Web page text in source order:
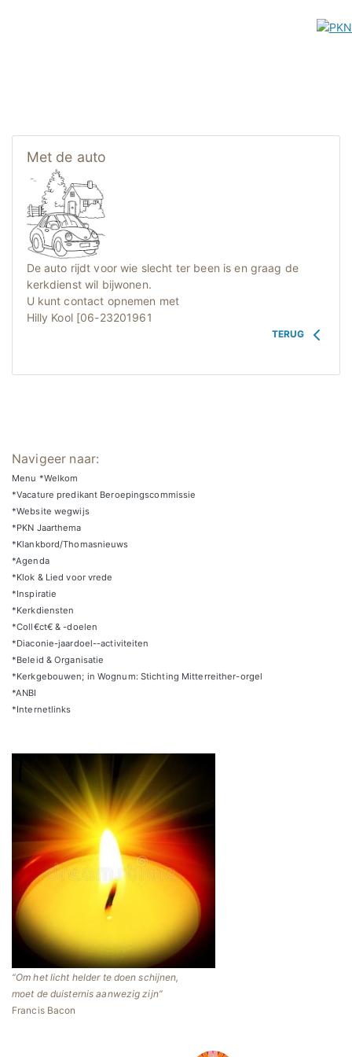
Met de auto
De auto rijdt voor wie slecht ter been is en graag de
kerkdienst wil bijwonen.
U kunt contact opnemen met
Hilly Kool [06-23201961
TERUG
Navigeer naar:
Menu *Welkom
*Vacature predikant Beroepingscommissie
*Website wegwijs
*PKN Jaarthema
*Klankbord/Thomasnieuws
*Agenda
*Klok & Lied voor vrede
*Inspiratie
*Kerkdiensten
*Coll€ct€ & -doelen
*Diaconie-jaardoel--activiteiten
*Beleid & Organisatie
*Kerkgebouwen; in Wognum: Stichting Mitterreither-orgel
*ANBI
*Internetlinks
Om het licht helder te doen schijnen,
moet de duisternis aanwezig zijn
Francis Bacon